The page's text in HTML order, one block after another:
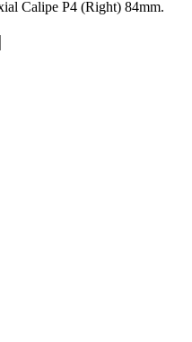
Calipe P4 (Right) 84mm.